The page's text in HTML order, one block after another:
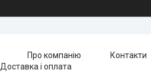
Про компанію Контакти
Доставка і оплата